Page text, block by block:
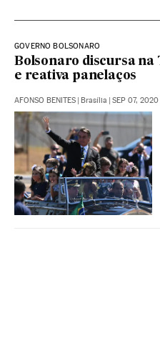
GOVERNO BOLSONARO
Bolsonaro discursa na
e reativa panelaços
AFONSO BENITES Brasília SEP 07,